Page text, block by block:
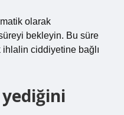
olarak
bekleyin. Bu süre
ciddiyetine bağlı